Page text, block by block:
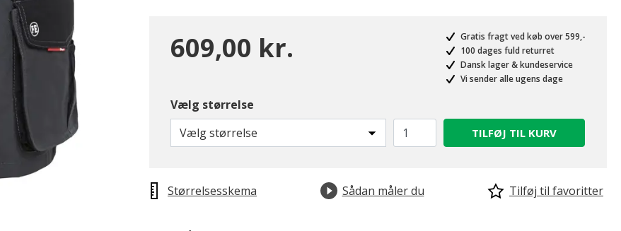
609,00 kr.
Gratis fragt ved køb over 599,-
100 dages fuld returret
Dansk lager & kundeservice
Vi sender alle ugens dage
Vælg størrelse
Vælg størrelse
TILFØJ TIL KURV
Størrelsesskema Sådan måler du Tilføj til favoritter